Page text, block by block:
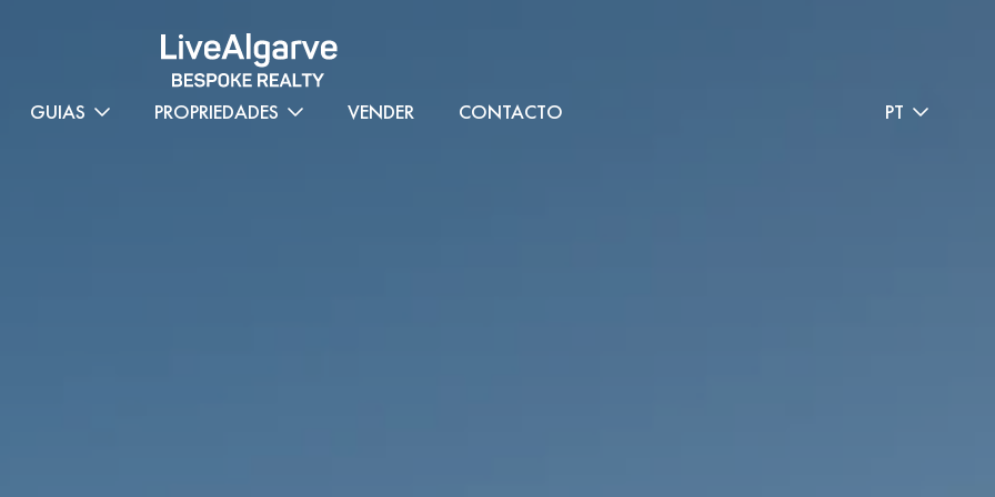
GUIAS PROPRIEDADES VENDER CONTACTO PT